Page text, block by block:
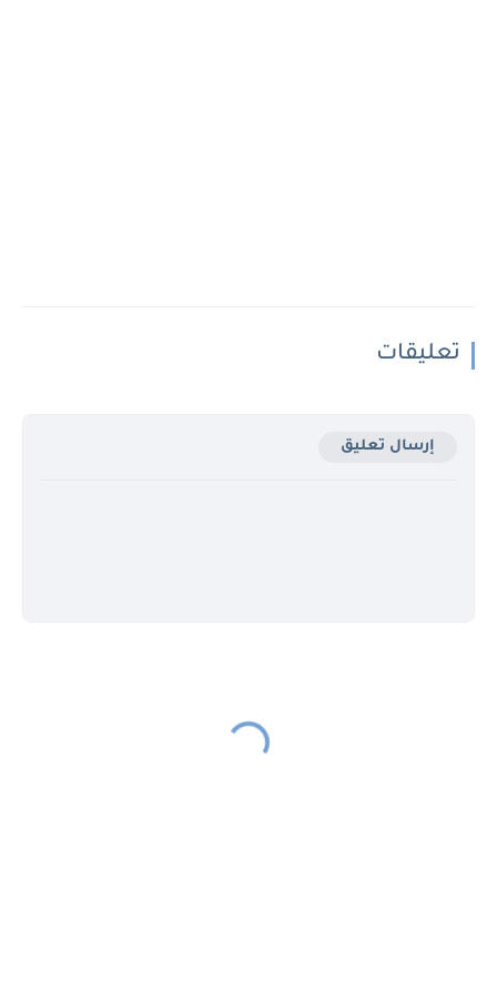
تعليقات
إرسال تعليق